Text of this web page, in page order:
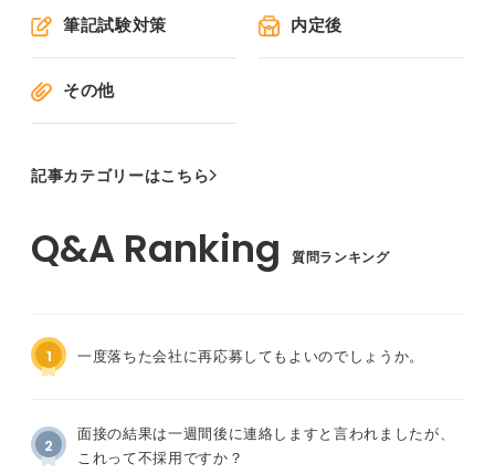
筆記試験対策 内定後
その他
記事カテゴリーはこちら
質問ランキング
1 一度落ちた会社に再応募してもよいのでしょうか。
2
面接の結果は一週間後に連絡しますと言われましたが、
これって不採用ですか？